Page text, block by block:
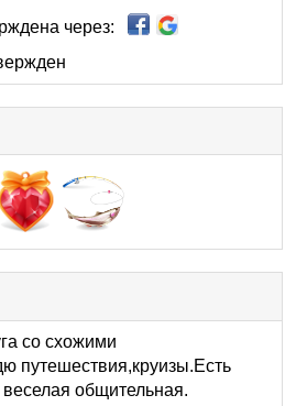
через:
со схожими
путешествия,круизы.Есть
общительная.